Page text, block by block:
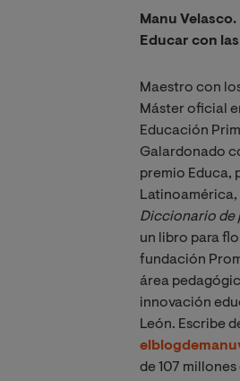
Manu Velasco.
Educar con
Maestro con
Máster oficial
Educación
Galardonado
premio Educa,
Latinoamérica,
Diccionario de
un libro para
fundación
área
innovación
León. Escribe
de 107